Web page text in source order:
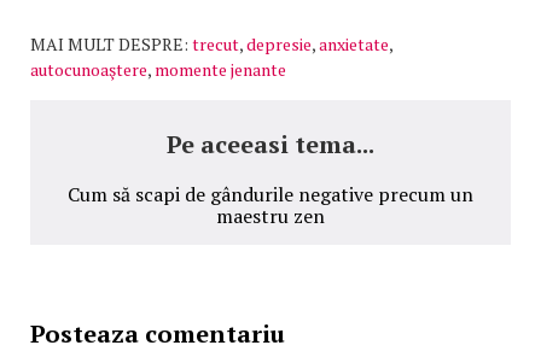
MAI MULT DESPRE: trecut,depresie,anxietate,
autocunoaştere, momente jenante
Pe aceeasi tema...
Cum să scapi de gândurile negative precum un
maestru zen
Posteaza comentariu